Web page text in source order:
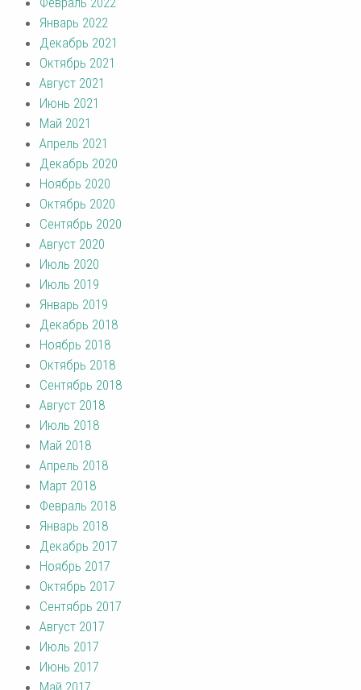
Январь 2022
Декабрь 2021
Октябрь 2021
Август 2021
Июнь 2021
Май 2021
Апрель 2021
Декабрь 2020
Ноябрь 2020
Октябрь 2020
Сентябрь 2020
Август 2020
Июль 2020
Июль 2019
Январь 2019
Декабрь 2018
Ноябрь 2018
Октябрь 2018
Сентябрь 2018
Август 2018
Июль 2018
Май 2018
Апрель 2018
Март 2018
Февраль 2018
Январь 2018
Декабрь 2017
Ноябрь 2017
Октябрь 2017
Сентябрь 2017
Август 2017
Июль 2017
Июнь 2017
Май 2017